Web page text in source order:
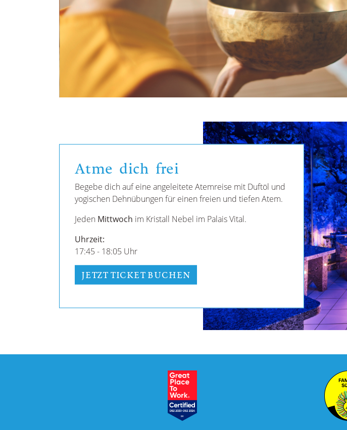
Atme dich frei
Begebe dich auf eine angeleitete Atemreise mit Duftöl und
yogischen Dehnübungen für einen freien und tiefen Atem.
Jeden Mittwoch im Kristall Nebel im Palais Vital.
Uhrzeit:
17:45 - 18:05 Uhr
JETZT TICKET BUCHEN